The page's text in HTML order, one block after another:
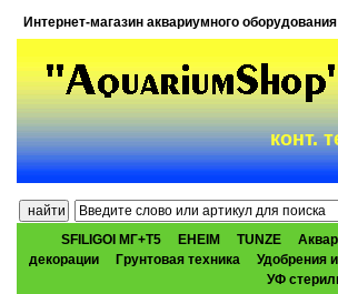
Интернет-магазин аквариумного оборудования
конт.
SFILIGOI МГ+Т5 EHEIM TUNZE
декорации
Грунтовая техника Удобрения
УФ